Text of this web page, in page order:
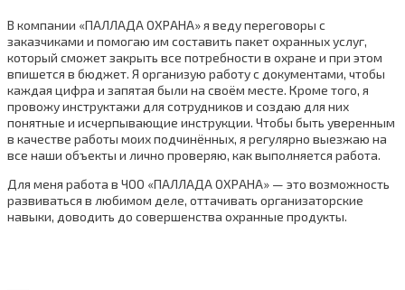
В компании «ПАЛЛАДА ОХРАНА» я веду переговоры с
заказчиками и помогаю им составить пакет охранных услуг,
который сможет закрыть все потребности в охране и при этом
впишется в бюджет. Я организую работу с документами, чтобы
каждая цифра и запятая были на своём месте. Кроме того, я
провожу инструктажи для сотрудников и создаю для них
понятные и исчерпывающие инструкции. Чтобы быть уверенным
в качестве работы моих подчинённых, я регулярно выезжаю на
все наши объекты и лично проверяю, как выполняется работа.
Для меня работа в ЧОО «ПАЛЛАДА ОХРАНА» — это возможность
развиваться в любимом деле, оттачивать организаторские
навыки, доводить до совершенства охранные продукты.